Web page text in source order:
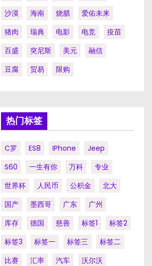
沙漠
海南 烧腊
爱佑未来
猪肉
瑞典 电影 电竞
疫苗
百盛
突尼斯 美元
融信
豆腐
贸易 限购
热门标签
C罗 ES8 IPhone
Jeep
S60
一生有你 万科
专业
世界杯
人民币 公积金
北大
国产
墨西哥 广东
广州
库存
德国 慈善 标签1
标签2
标签3
标签一 标签三
标签二
比赛
汇率 汽车
沃尔沃